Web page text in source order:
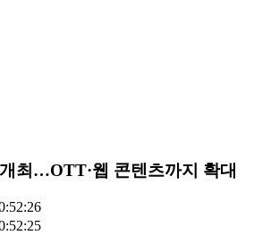
최…OTT·웹 콘텐츠까지 확대